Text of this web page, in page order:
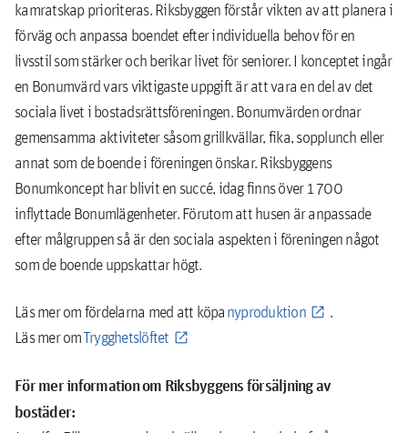
kamratskap prioriteras. Riksbyggen förstår vikten av att planera i
förväg och anpassa boendet efter individuella behov för en
livsstil som stärker och berikar livet för seniorer. I konceptet ingår
en Bonumvärd vars viktigaste uppgift är att vara en del av det
sociala livet i bostadsrättsföreningen. Bonumvärden ordnar
gemensamma aktiviteter såsom grillkvällar, fika, sopplunch eller
annat som de boende i föreningen önskar. Riksbyggens
Bonumkoncept har blivit en succé, idag finns över 1 700
inflyttade Bonumlägenheter. Förutom att husen är anpassade
efter målgruppen så är den sociala aspekten i föreningen något
som de boende uppskattar högt.
Läs mer om fördelarna med att köpanyproduktion
.
Läs mer omTrygghetslöftet
För mer information om Riksbyggens försäljning av
bostäder: